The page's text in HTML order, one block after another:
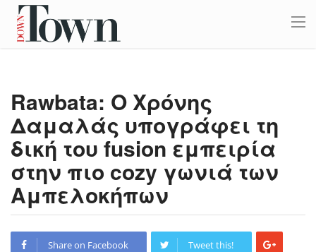
Rawbata: Ο Χρόνης
Δαμαλάς υπογράφει τη
δική του fusion εμπειρία
στην πιο cozy γωνιά των
Αμπελοκήπων
Share on Facebook Tweet this!